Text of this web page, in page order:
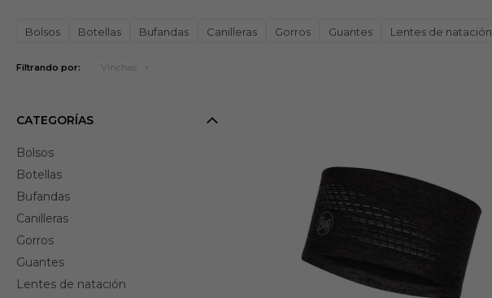
Bolsos Botellas Bufandas Canilleras Gorros Guantes Lentes de natación
Filtrando por: Vinchas
CATEGORÍAS
Bolsos
Botellas
Bufandas
Canilleras
Gorros
Guantes
Lentes de natación